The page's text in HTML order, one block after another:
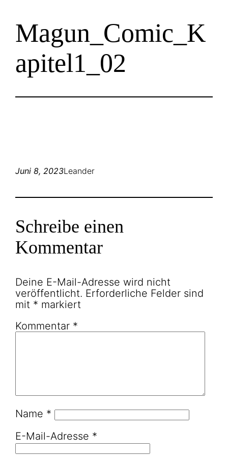
Zum
Inhalt
springen
Magun_Comic_K
apitel1_02
Juni 8, 2023Leander
Schreibe einen
Kommentar
Deine E-Mail-Adresse wird nicht
veröffentlicht. Erforderliche Felder sind
mit * markiert
Kommentar *
Name *
E-Mail-Adresse *